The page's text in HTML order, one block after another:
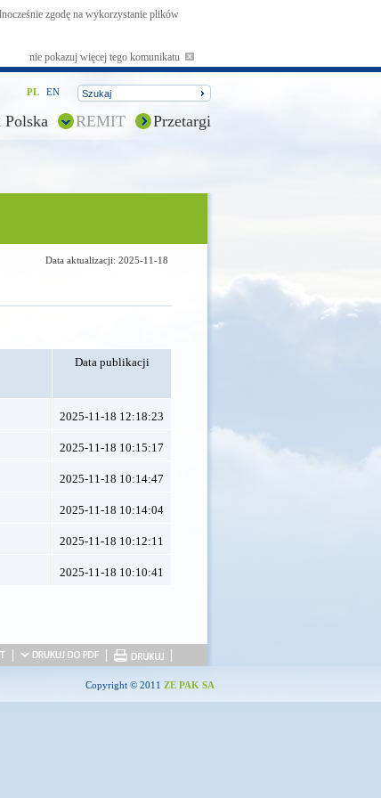
zgodę na wykorzystanie plików
nie pokazuj więcej tego komunikatu
PL EN
Polska REMIT Przetargi
Data aktualizacji: 2025-11-18
Data publikacji
2025-11-18 12:18:23
2025-11-18 10:15:17
2025-11-18 10:14:47
2025-11-18 10:14:04
2025-11-18 10:12:11
2025-11-18 10:10:41
Copyright © 2011 ZE PAK SA